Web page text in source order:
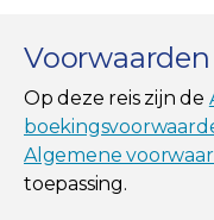
Voorwaarden
Op deze reis zijn de
Algemene
toepassing.